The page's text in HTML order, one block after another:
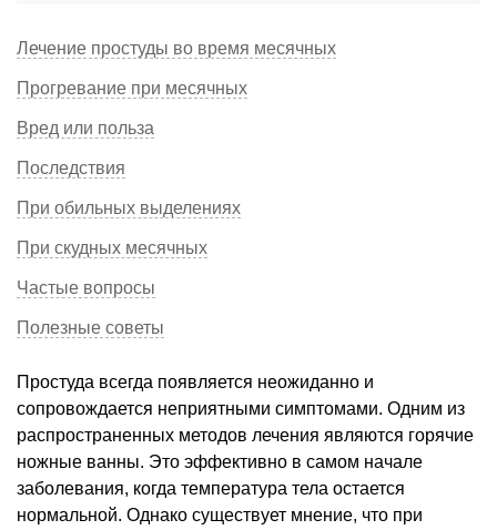
Лечение простуды во время месячных
Прогревание при месячных
Вред или польза
Последствия
При обильных выделениях
При скудных месячных
Частые вопросы
Полезные советы
Простуда всегда появляется неожиданно и
сопровождается неприятными симптомами. Одним из
распространенных методов лечения являются горячие
ножные ванны. Это эффективно в самом начале
заболевания, когда температура тела остается
нормальной. Однако существует мнение, что при